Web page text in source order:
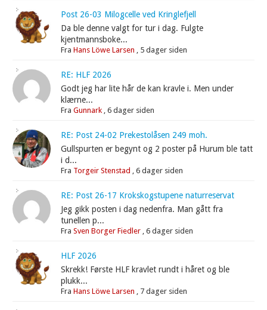
Post 26-03 Milogcelle ved Kringlefjell
Da ble denne valgt for tur i dag. Fulgte
kjentmannsboke...
FraHans Löwe Larsen 5 dager siden
RE: HLF 2026
Godt jeg har lite hår de kan kravle i. Men under
klærne...
FraGunnark ,6 dager siden
RE: Post 24-02 Prekestolåsen 249 moh.
Gullspurten er begynt og 2 poster på Hurum ble tatt
i d...
Fra Torgeir Stenstad ,6 dager siden
RE: Post 26-17 Krokskogstupene naturreservat
Jeg gikk posten i dag nedenfra. Man gått fra
tunellen p...
FraSven Borger Fiedler ,6 dager siden
HLF 2026
Skrekk! Første HLF kravlet rundt i håret og ble
plukk...
FraHans Löwe Larsen 7 dager siden